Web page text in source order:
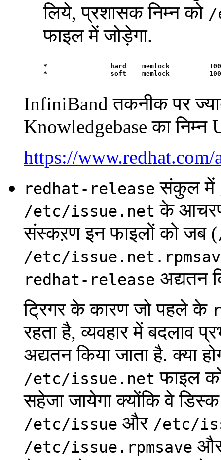
लिये, प्रशासक निम्न को /
फाइल में जोड़ेगा.
*                hard    memlock
InfiniBand तकनीक पर
Knowledgebase का निम्न
https://www.redhat.com/
redhat-release संकुल में
/etc/issue.net के आचरण
संस्कऱण इन फाइलों को जब (
/etc/
redhat-release अद्यतन
ट्रिगर के कारण जो पहले के
रहता है, व्यवहार में बदलाव
अद्यतन किया जाता है. क्या
/etc/issue.net फाइल
सहेजा जायेगा क्योंकि वे
/etc/issue और /etc/
/etc/issue.rpmsave